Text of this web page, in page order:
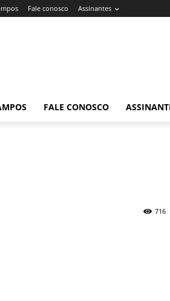
Fale conosco Assinantes
FALE CONOSCO
716